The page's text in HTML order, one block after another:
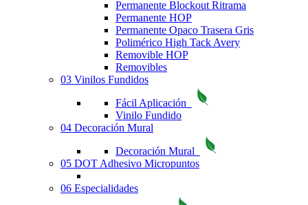
Permanente Blockout Ritrama
Permanente HOP
Permanente Opaco Trasera Gris
Polimérico High Tack Avery
Removible HOP
Removibles
03 Vinilos Fundidos
Fácil Aplicación
Vinilo Fundido
04 Decoración Mural
Decoración Mural
05 DOT Adhesivo Micropuntos
06 Especialidades